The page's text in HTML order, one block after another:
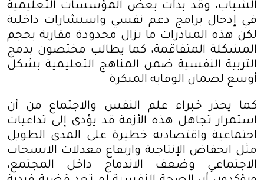
الشباب، وقد بدأت بعض المؤسسات التعليمية
في إدخال برامج دعم نفسي واستشارات داخلية
لكن هذه المبادرات ما تزال محدودة مقارنة بحجم
المشكلة المتفاقمة، كما يطالب مختصون بدمج
التربية النفسية ضمن المناهج التعليمية بشكل
أوسع لضمان الوقاية المبكرة
كما يحذر خبراء علم النفس والاجتماع من أن
استمرار تجاهل هذه الأزمة قد يؤدي إلى تداعيات
اجتماعية واقتصادية خطيرة على المدى الطويل
مثل انخفاض الإنتاجية وارتفاع معدلات الانسحاب
الاجتماعي وضعف الاندماج داخل المجتمع،